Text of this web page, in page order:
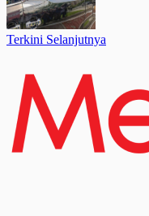
Terkini Selanjutnya